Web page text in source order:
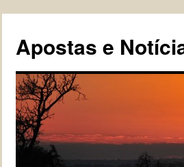
conteúdo
Apostas e